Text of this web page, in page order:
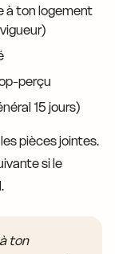
à ton logement
perçu
15 jours)
pièces jointes.
si le
ton